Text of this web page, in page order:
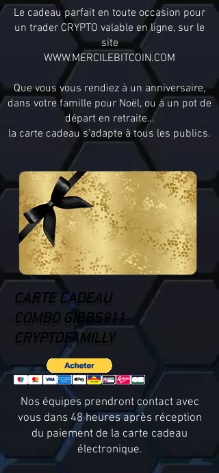
Le cadeau parfait en toute occasion pour
un trader CRYPTO valable en ligne, sur le
site
WWW.MERCILEBITCOIN.COM
Que vous vous rendiez à un anniversaire,
dans votre famille pour Noël, ou à un pot de
départ en retraite…
la carte cadeau s’adapte à tous les publics.
CARTE CADEAU
COMBO GIBBS911
CRYPTOFAMILLY
Nos équipes prendront contact avec
vous dans 48 heures après réception
du paiement de la carte cadeau
électronique.